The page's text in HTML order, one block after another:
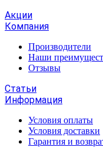
Акции
Компания
Производители
Наши
Отзывы
Статьи
Информация
Условия оплаты
Условия доставки
Гарантия и